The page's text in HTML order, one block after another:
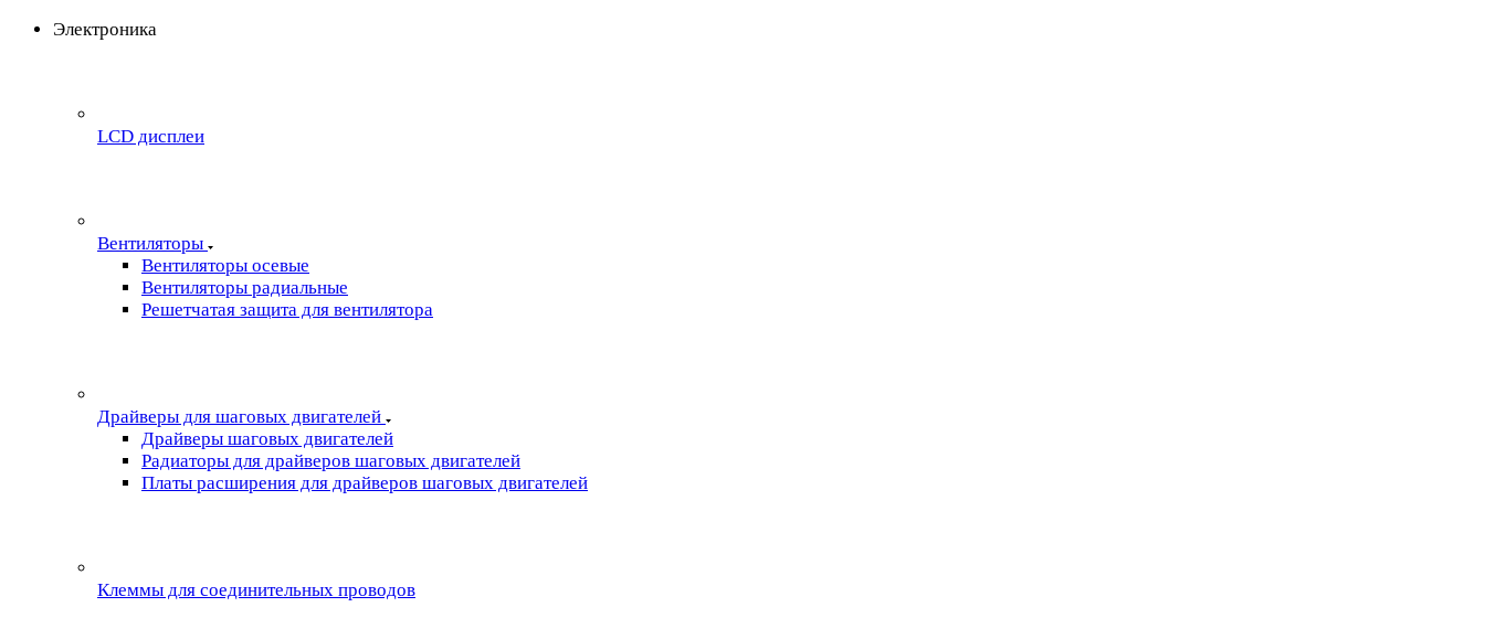
Электроника
LCD дисплеи
Вентиляторы
Вентиляторы осевые
Вентиляторы радиальные
Решетчатая защита для вентилятора
Драйверы для шаговых двигателей
Драйверы шаговых двигателей
Радиаторы для драйверов шаговых двигателей
Платы расширения для драйверов шаговых двигателей
Клеммы для соединительных проводов